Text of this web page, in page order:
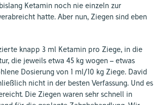
Ketamin noch nie einzeln zur
hatte. Aber nun, Ziegen sind eben
knapp 3 ml Ketamin pro Ziege, in die
die jeweils etwa 45 kg wogen – etwas
Dosierung von 1 ml/10 kg Ziege. David
nicht in der besten Verfassung. Und es
Die Ziegen waren sehr schnell in